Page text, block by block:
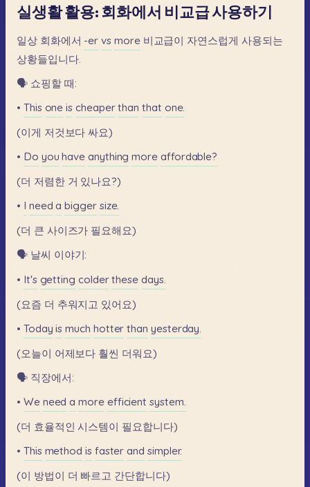
실생활 활용: 회화에서 비교급 사용하기
일상 회화에서 -er vs more 비교급이 자연스럽게 사용되는
상황들입니다.
🗣️ 쇼핑할 때:
• This one is cheaper than that one.
(이게 저것보다 싸요)
• Do you have anything more affordable?
(더 저렴한 거 있나요?)
• I need a bigger size.
(더 큰 사이즈가 필요해요)
🗣️ 날씨 이야기:
• It's getting colder these days.
(요즘 더 추워지고 있어요)
• Today is much hotter than yesterday.
(오늘이 어제보다 훨씬 더워요)
🗣️ 직장에서:
• We need a more efficient system.
(더 효율적인 시스템이 필요합니다)
• This method is faster and simpler.
(이 방법이 더 빠르고 간단합니다)